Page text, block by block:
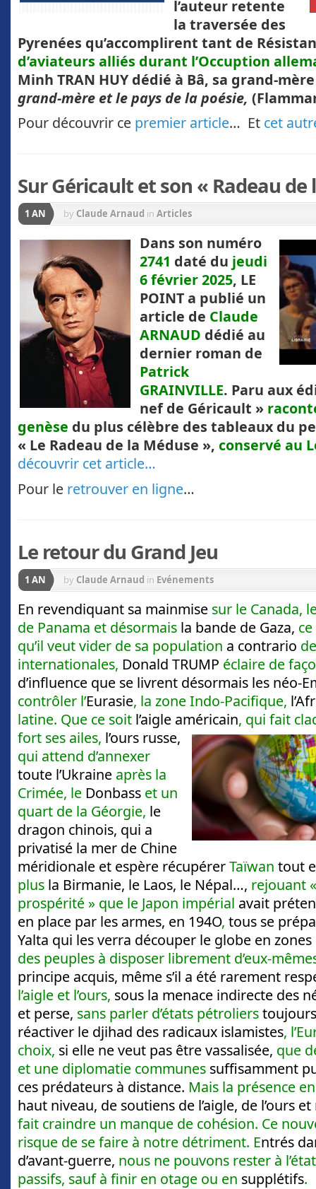
l’auteur retente
la traversée des
Pyrenées qu’accomplirent tant de
d’aviateurs alliés durant l’Occuption
Minh TRAN HUY dédié à Bâ, sa grand-
grand-mère et le pays de la poésie,
Pour découvrir ce premier article… Et cet
Sur Géricault et son « Radeau de
1 AN by Claude Arnaud in Articles
Dans son numéro
2741 daté du jeudi
6 février 2025, LE
POINT a publié un
article de Claude
ARNAUD dédié au
dernier roman de
Patrick
GRAINVILLE. Paru aux
nef de Géricault »
genèse du plus célèbre des tableaux du
« Le Radeau de la Méduse », conservé au
découvrir cet article…
Pour le retrouver en ligne…
Le retour du Grand Jeu
1 AN by Claude Arnaud in Evénements
En revendiquant sa mainmise sur le Canada,
de Panama et désormais la bande de Gaza,
qu’il veut vider de sa population a contrario
internationales, Donald TRUMP éclaire de
d’influence que se livrent désormais les néo-
contrôler l’Eurasie, la zone Indo-Pacifique,
latine. Que ce soit l’aigle américain, qui fait
fort ses ailes, l’ours russe,
qui attend d’annexer
toute l’Ukraine après la
Crimée, le Donbass et un
quart de la Géorgie, le
dragon chinois, qui a
privatisé la mer de Chine
méridionale et espère récupérerTaïwan tout
plus la Birmanie, le Laos, le Népal…, rejouant
prospérité » que le Japon impérial avait
en place par les armes, en 194O, tous se
Yalta qui les verra découper le globe en zones
des peuples à disposer librement d’eux-
principe acquis, même s’il a été rarement
l’aigle et l’ours, sous la menace indirecte des
et perse, sans parler d’états pétroliers
réactiver le djihad des radicaux islamistes,
choix, si elle ne veut pas être vassalisée, que
et une diplomatie communes suffisamment
ces prédateurs à distance. Mais la présence
haut niveau, de soutiens de l’aigle, de l’ours
fait craindre un manque de cohésion. Ce
risque de se faire à notre détriment. Entrés
d’avant-guerre, nous ne pouvons rester à
passifs, sauf à finir en otage ou en supplétifs.